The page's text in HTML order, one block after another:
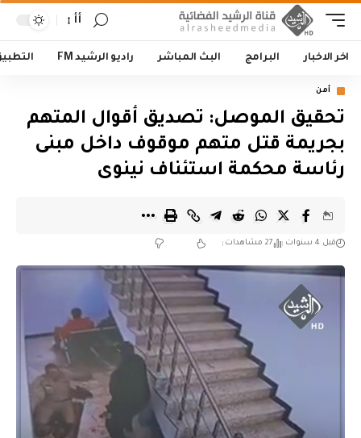
أأ
اخر الاخبار البرامج البث المباشر راديو الرشيد FM
أمن
تحقيق الموصل: تصديق أقوال المتهم
بجريمة قتل متهم موقوف داخل مبنى
رئاسة محكمة استئناف نينوى
قبل 4 سنوات 27 مشاهدات